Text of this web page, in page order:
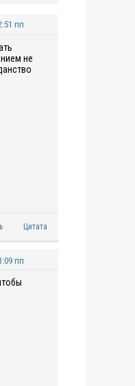
пп
не
Цитата
пп